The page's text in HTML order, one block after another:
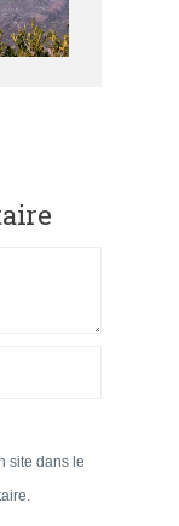
site dans le